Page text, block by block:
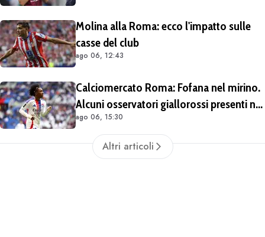
Molina alla Roma: ecco l'impatto sulle
casse del club
ago 06, 12:43
Calciomercato Roma: Fofana nel mirino.
Alcuni osservatori giallorossi presenti nel
match di Champions con il Lione
ago 06, 15:30
Altri articoli